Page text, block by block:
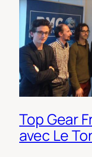
Top Gear
avec Le